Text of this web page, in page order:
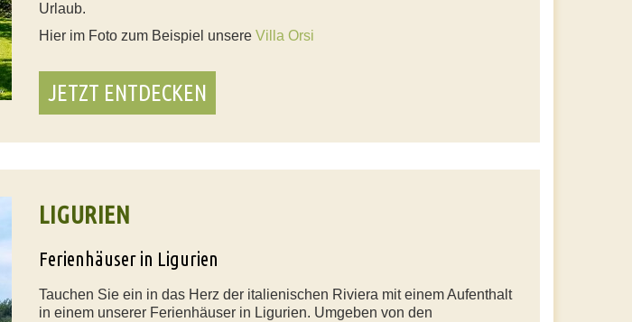
Urlaub.
Hier im Foto zum Beispiel unsere Villa Orsi
JETZT ENTDECKEN
LIGURIEN
Ferienhäuser in Ligurien
Tauchen Sie ein in das Herz der italienischen Riviera mit einem Aufenthalt
in einem unserer Ferienhäuser in Ligurien. Umgeben von den